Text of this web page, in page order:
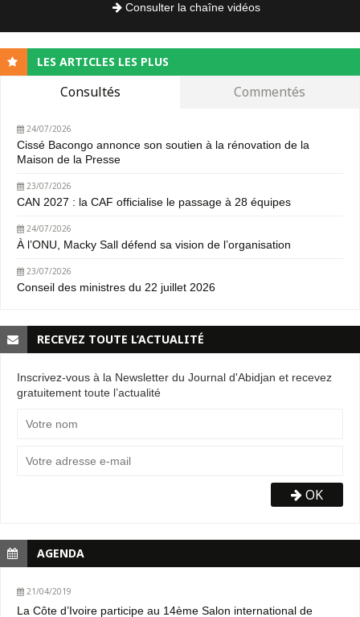
Consulter la chaîne vidéos
LES ARTICLES LES PLUS
Consultés Commentés
24/07/2026
Cissé Bacongo annonce son soutien à la rénovation de la
Maison de la Presse
23/07/2026
CAN 2027 : la CAF officialise le passage à 28 équipes
24/07/2026
À l’ONU, Macky Sall défend sa vision de l’organisation
23/07/2026
Conseil des ministres du 22 juillet 2026
RECEVEZ TOUTE L’ACTUALITÉ
Inscrivez-vous à la Newsletter du Journal d'Abidjan et recevez
gratuitement toute l’actualité
OK
AGENDA
21/04/2019
La Côte d’Ivoire participe au 14ème Salon international de